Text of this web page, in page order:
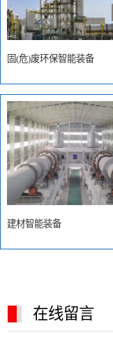
固(危)废环保智能装备
建材智能装备
在线留言